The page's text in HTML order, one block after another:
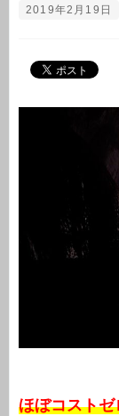
2019年2月19日
ほぼコスト